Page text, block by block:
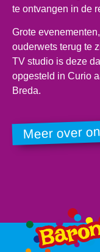
te ontvangen in de
Grote
ouderwets terug te
TV studio is deze
opgesteld in Curio
Breda.
Meer over